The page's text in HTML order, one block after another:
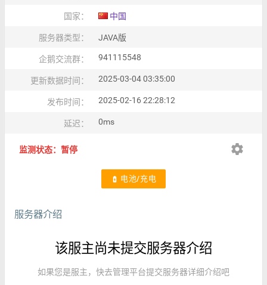
国家： 中国
服务器类型： JAVA版
企鹅交流群： 941115548
更新数据时间： 2025-03-04 03:35:00
发布时间： 2025-02-16 22:28:12
延迟： 0ms
监测状态：暂停 settings
battery_charging_full 电池/充电
服务器介绍
该服主尚未提交服务器介绍
如果您是服主，快去管理平台提交服务器详细介绍吧